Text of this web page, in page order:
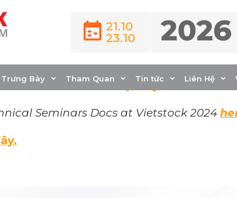
21.10
23.10
2026
Trưng Bày Tham Quan Tin tức Liên Hệ
CONFERENCES
lãm Vietstock 2024 tại đây.
Seminars Docs at Vietstock 2024